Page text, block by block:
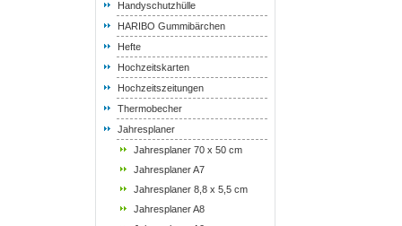
Handyschutzhülle
HARIBO Gummibärchen
Hefte
Hochzeitskarten
Hochzeitszeitungen
Thermobecher
Jahresplaner
Jahresplaner 70 x 50 cm
Jahresplaner A7
Jahresplaner 8,8 x 5,5 cm
Jahresplaner A8